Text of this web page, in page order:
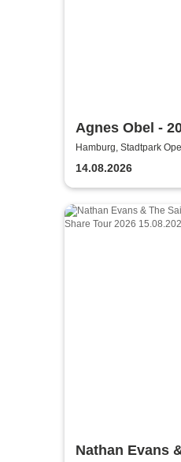
Agnes Obel -
Hamburg, Stadtpark
14.08.2026
Nathan Evans